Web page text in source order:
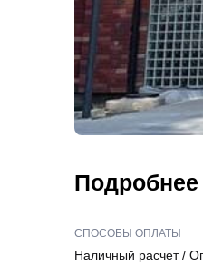
Подробнее
СПОСОБЫ ОПЛАТЫ
Наличный расчет/